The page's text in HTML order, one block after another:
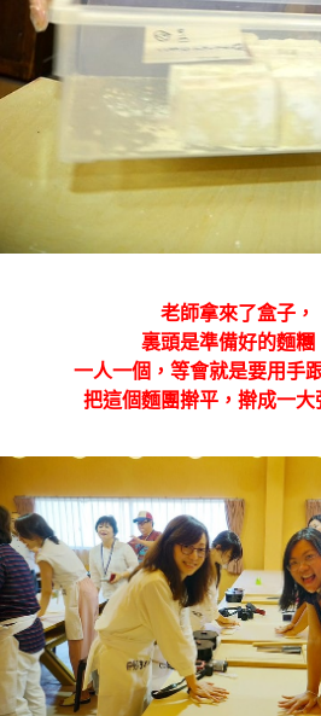
老師拿來了盒子，
裏頭是準備好的麵糰
一人一個，等會就是要用手
把這個麵團擀平，擀成一大